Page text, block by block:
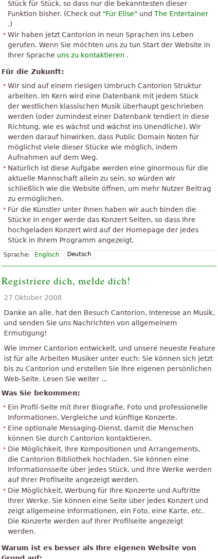
Stück für Stück, so dass nur die bekanntesten dieser
Funktion bisher. (Check out "Für Elise" und The Entertainer
.)
Wir haben jetzt Cantorion in neun Sprachen ins Leben
gerufen. Wenn Sie möchten uns zu tun Start der Website in
Ihrer Sprache uns zu kontaktieren .
Für die Zukunft:
Wir sind auf einem riesigen Umbruch Cantorion Struktur
arbeiten. Im Kern wird eine Datenbank mit jedem Stück
der westlichen klassischen Musik überhaupt geschrieben
werden (oder zumindest einer Datenbank tendiert in diese
Richtung, wie es wächst und wächst ins Unendliche). Wir
werden darauf hinwirken, dass Public Domain Noten für
möglichst viele dieser Stücke wie möglich, indem
Aufnahmen auf dem Weg.
Natürlich ist diese Aufgabe werden eine ginormous für die
aktuelle Mannschaft allein zu sein, so würden wir
schließlich wie die Website öffnen, um mehr Nutzer Beitrag
zu ermöglichen.
Für die Künstler unter Ihnen haben wir auch binden die
Stücke in enger werde das Konzert Seiten, so dass Ihre
hochgeladen Konzert wird auf der Homepage der jedes
Stück in Ihrem Programm angezeigt.
Sprache: Englisch Deutsch
Registriere dich, melde dich!
27 Oktober 2008
Danke an alle, hat den Besuch Cantorion, Interesse an Musik,
und senden Sie uns Nachrichten von allgemeinem
Ermutigung!
Wie immer Cantorion entwickelt, und unsere neueste Feature
ist für alle Arbeiten Musiker unter euch: Sie können sich jetzt
bis zu Cantorion und erstellen Sie Ihre eigenen persönlichen
Web-Seite. Lesen Sie weiter ...
Was Sie bekommen:
Ein Profil-Seite mit Ihrer Biografie, Foto und professionelle
Informationen, Vergleiche und künftige Konzerte.
Eine optionale Messaging-Dienst, damit die Menschen
können Sie durch Cantorion kontaktieren.
Die Möglichkeit, Ihre Kompositionen und Arrangements,
die Cantorion Bibliothek hochladen. Sie können eine
Informationsseite über jedes Stück, und Ihre Werke werden
auf Ihrer Profilseite angezeigt werden.
Die Möglichkeit, Werbung für Ihre Konzerte und Auftritte
Ihrer Werke. Sie können eine Seite über jedes Konzert und
zeigt allgemeine Informationen, ein Foto, eine Karte, etc.
Die Konzerte werden auf Ihrer Profilseite angezeigt
werden.
Warum ist es besser als Ihre eigenen Website von